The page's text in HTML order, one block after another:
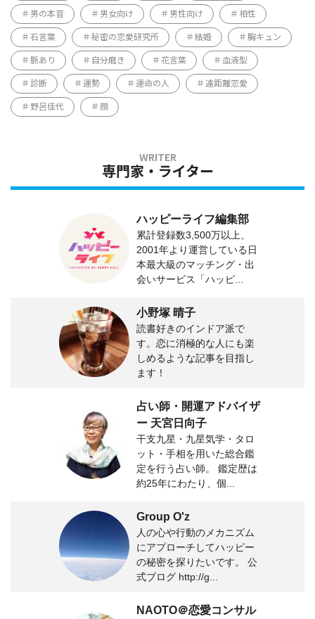
男の本音 男女向け 男性向け 相性
石言葉 秘密の恋愛研究所 結婚 胸キュン
脈あり 自分磨き 花言葉 血液型
診断 運勢 運命の人 遠距離恋愛
野呂佳代 顔
専門家・ライター
ハッピーライフ編集部
累計登録数3,500万以上、
2001年より運営している日
本最大級のマッチング・出
会いサービス「ハッピ...
小野塚 晴子
読書好きのインドア派で
す。恋に消極的な人にも楽
しめるような記事を目指し
ます！
占い師・開運アドバイザ
ー 天宮日向子
干支九星・九星気学・タロ
ット・手相を用いた総合鑑
定を行う占い師。 鑑定歴は
約25年にわたり、個...
Group O'z
人の心や行動のメカニズム
にアプローチしてハッピー
の秘密を探りたいです。 公
式ブログ http://g...
NAOTO＠恋愛コンサル